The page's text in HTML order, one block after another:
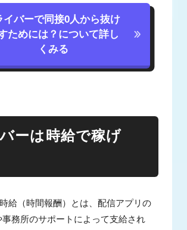
イバーで同接0人から抜け
ためには？について詳し
くみる
ーは時給で稼げ
給（時間報酬）とは、配信アプリの
務所のサポートによって支給され